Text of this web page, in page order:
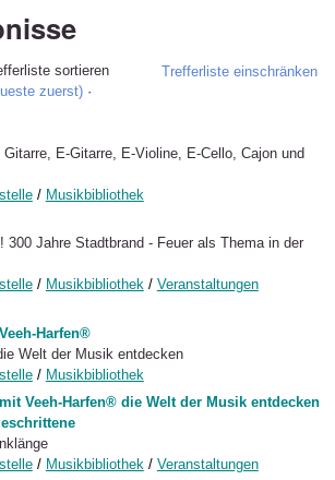
Trefferliste einschränken
sortieren
zuerst) ·
E-Gitarre, E-Violine, E-Cello, Cajon und
/ Musikbibliothek
300 Jahre Stadtbrand - Feuer als Thema in der
/ Musikbibliothek / Veranstaltungen
Harfen®
Welt der Musik entdecken
/ Musikbibliothek
Veeh-Harfen® die Welt der Musik entdecken
/ Musikbibliothek / Veranstaltungen